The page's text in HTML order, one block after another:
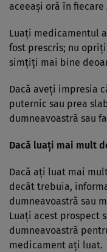
aceeaşi oră în fiecare
Luaţi medicamentul
fost prescris; nu
simţiţi mai bine
Dacă aveţi impresia
puternic sau prea
dumneavoastră sau
Dacă luaţi mai mult
Dacă aţi luat mai
decât trebuia,
dumneavoastră sau
Luaţi acest prospect
dumneavoastră
medicament aţi luat.